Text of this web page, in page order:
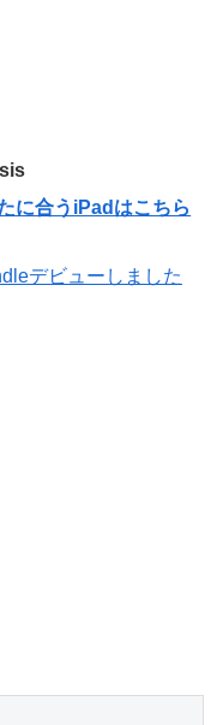
に合うiPadはこちら
デビューしました